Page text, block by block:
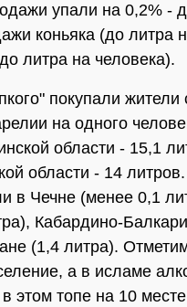
упали на 0,2% -
коньяка (до литра
литра на человека).
покупали
на одного
области - 15,1
области - 14
в Чечне (менее 0,1
Кабардино-
(1,4 литра).
а в исламе
в этом топе на 10